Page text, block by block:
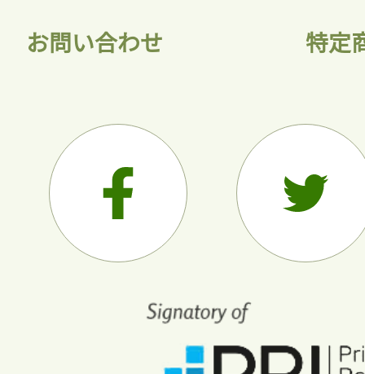
お問い合わせ 特定